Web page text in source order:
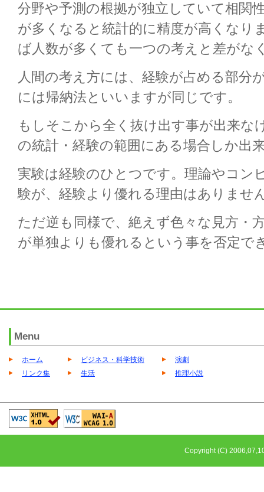
分野や予測の根拠が独立していて相関
が多くなると統計的に精度が高くなり
ば人数が多くても一つの考えと差がな
人間の考え方には、経験が占める部分
には帰納法といいますが同じです。
もしそこから全く抜け出す事が出来な
の統計・経験の範囲にある場合しか出
実験は経験のひとつです。理論やコン
験が、経験より優れる理由はありませ
ただ逆も同様で、絶えず色々な見方・
が単独よりも優れるという事を否定で
Menu
ホーム
リンク集
ビジネス・科学技術
生活
演劇
推理小説
Copyright (C)